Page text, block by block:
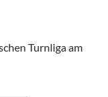
Turnliga am